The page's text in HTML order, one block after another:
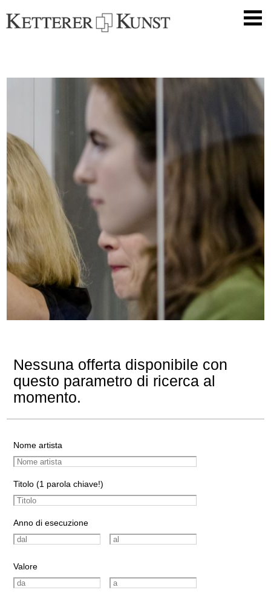
Nessuna offerta disponibile con
questo parametro di ricerca al
momento.
Nome artista
Titolo (1 parola chiave!)
Anno di esecuzione
Valore